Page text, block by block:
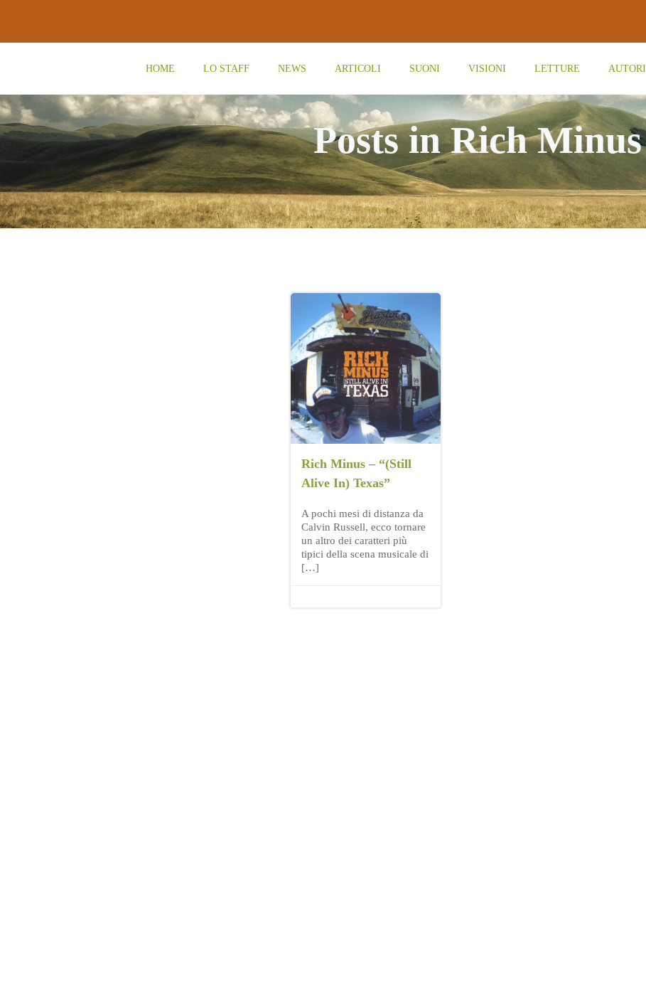
contenuto
HOME LO STAFF NEWS ARTICOLI SUONI VISIONI LETTURE AUTORI
Posts in Rich Minus
Rich Minus – “(Still
Alive In) Texas”
A pochi mesi di distanza da
Calvin Russell, ecco tornare
un altro dei caratteri più
tipici della scena musicale di
[…]